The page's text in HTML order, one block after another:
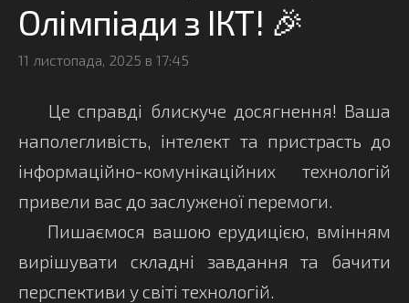
Олімпіади з ІКТ! 🎉
11 листопада, 2025 в 17:45
Це справді блискуче досягнення! Ваша
наполегливість, інтелект та пристрасть до
інформаційно-комунікаційних технологій
привели вас до заслуженої перемоги.
Пишаємося вашою ерудицією, вмінням
вирішувати складні завдання та бачити
перспективи у світі технологій.